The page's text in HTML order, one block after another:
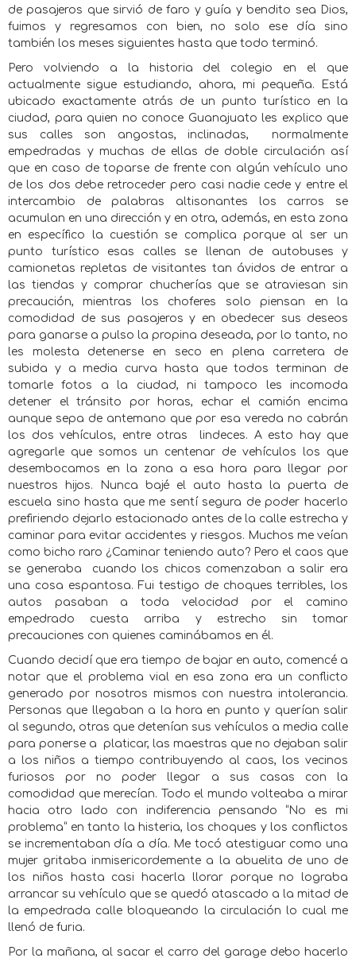
de pasajeros que sirvió de faro y guía y bendito sea Dios,
fuimos y regresamos con bien, no solo ese día sino
también los meses siguientes hasta que todo terminó.
Pero volviendo a la historia del colegio en el que
actualmente sigue estudiando, ahora, mi pequeña. Está
ubicado exactamente atrás de un punto turístico en la
ciudad, para quien no conoce Guanajuato les explico que
sus calles son angostas, inclinadas,
normalmente
empedradas y muchas de ellas de doble circulación así
que en caso de toparse de frente con algún vehículo uno
de los dos debe retroceder pero casi nadie cede y entre el
intercambio de palabras altisonantes los carros se
acumulan en una dirección y en otra, además, en esta zona
en específico la cuestión se complica porque al ser un
punto turístico esas calles se llenan de autobuses y
camionetas repletas de visitantes tan ávidos de entrar a
las tiendas y comprar chucherías que se atraviesan sin
precaución, mientras los choferes solo piensan en la
comodidad de sus pasajeros y en obedecer sus deseos
para ganarse a pulso la propina deseada, por lo tanto, no
les molesta detenerse en seco en plena carretera de
subida y a media curva hasta que todos terminan de
tomarle fotos a la ciudad, ni tampoco les incomoda
detener el tránsito por horas, echar el camión encima
aunque sepa de antemano que por esa vereda no cabrán
los dos vehículos, entre otras
lindeces. A esto hay que
agregarle que somos un centenar de vehículos los que
desembocamos en la zona a esa hora para llegar por
nuestros hijos. Nunca bajé el auto hasta la puerta de
escuela sino hasta que me sentí segura de poder hacerlo
prefiriendo dejarlo estacionado antes de la calle estrecha y
caminar para evitar accidentes y riesgos. Muchos me veían
como bicho raro ¿Caminar teniendo auto? Pero el caos que
se generaba
cuando los chicos comenzaban a salir era
una cosa espantosa. Fui testigo de choques terribles, los
autos pasaban a toda velocidad por el camino
empedrado cuesta arriba y estrecho sin tomar
precauciones con quienes caminábamos en él.
Cuando decidí que era tiempo de bajar en auto, comencé a
notar que el problema vial en esa zona era un conflicto
generado por nosotros mismos con nuestra intolerancia.
Personas que llegaban a la hora en punto y querían salir
al segundo, otras que detenían sus vehículos a media calle
para ponerse a
platicar, las maestras que no dejaban salir
a los niños a tiempo contribuyendo al caos, los vecinos
furiosos por no poder llegar a sus casas con la
comodidad que merecían. Todo el mundo volteaba a mirar
hacia otro lado con indiferencia pensando “No es mi
problema” en tanto la histeria, los choques y los conflictos
se incrementaban día a día. Me tocó atestiguar como una
mujer gritaba inmisericordemente a la abuelita de uno de
los niños hasta casi hacerla llorar porque no lograba
arrancar su vehículo que se quedó atascado a la mitad de
la empedrada calle bloqueando la circulación lo cual me
llenó de furia.
Por la mañana, al sacar el carro del garage debo hacerlo